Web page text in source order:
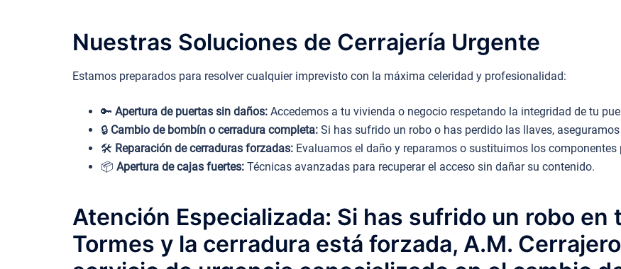
Nuestras Soluciones de Cerrajería Urgente
Estamos preparados para resolver cualquier imprevisto con la máxima celeridad y profesionalidad:
🔑 Apertura de puertas sin daños: Accedemos a tu vivienda o negocio respetando la integridad de tu
🔒 Cambio de bombín o cerradura completa: Si has sufrido un robo o has perdido las llaves,
🛠️ Reparación de cerraduras forzadas: Evaluamos el daño y reparamos o sustituimos los
📦 Apertura de cajas fuertes: Técnicas avanzadas para recuperar el acceso sin dañar su contenido.
Atención Especializada: Si has sufrido un robo en
Tormes y la cerradura está forzada, A.M.